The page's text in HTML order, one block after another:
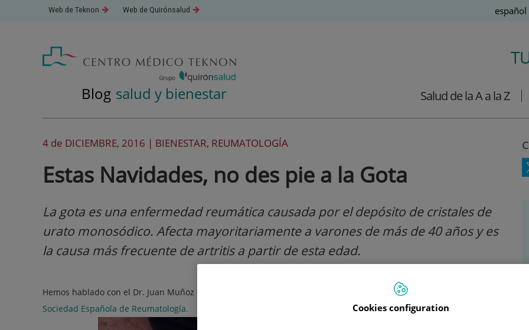
Web de Teknon Este
ventana
Web de Quirónsalud Este
ventana
Idioma
Español
Blog salud y bienestar Salud de la A a la Z
4 de DICIEMBRE, 2016 | BIENESTAR, REUMATOLOGÍA
Estas Navidades, no des pie a la Gota
La gota es una enfermedad reumática causada por el depósito de cristales de
urato monosódico. Afecta mayoritariamente a varones de más de 40 años y es
la causa más frecuente de artritis a partir de esta edad.
Hemos hablado con el Dr. Juan Muñoz Ortego,
y Vicesecretario de la
Sociedad Española de Reumatología.
Cookies configuration